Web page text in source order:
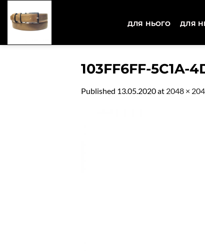
content
ДЛЯ НЬОГО ДЛЯ
103FF6FF-5C1A-
Published 13.05.2020at 2048 ×